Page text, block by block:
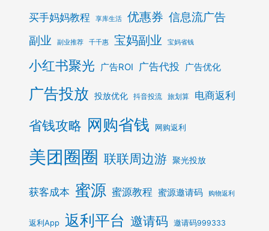
买手妈妈教程 享库生活 优惠券 信息流广告
副业 副业推荐 千千惠 宝妈副业 宝妈省钱
小红书聚光 广告ROI 广告代投 广告优化
广告投放 投放优化 抖音投流 旅划算 电商返利
省钱攻略 网购省钱 网购返利
美团圈圈 联联周边游 聚光投放
获客成本 蜜源 蜜源教程 蜜源邀请码 购物返利
返利App 返利平台 邀请码 邀请码999333